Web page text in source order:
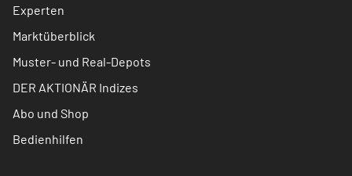
Experten
Marktüberblick
Muster- und Real-Depots
DER AKTIONÄR Indizes
Abo und Shop
Bedienhilfen